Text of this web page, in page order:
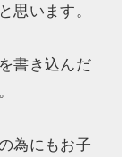
思います。
書き込んだ
為にもお子